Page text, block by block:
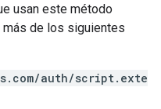
usan este método
más de los siguientes
auth/script.exte